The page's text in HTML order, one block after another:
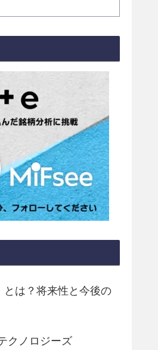
とは？将来性と今後の
クノロジーズ